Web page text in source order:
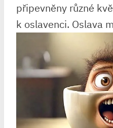
připevněny různé
k oslavenci. Oslava